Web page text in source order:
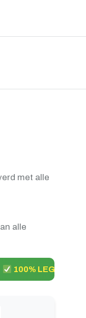
met alle
alle
100% LEGAAL &